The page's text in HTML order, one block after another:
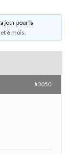
jour pour la
6 mois
#3050